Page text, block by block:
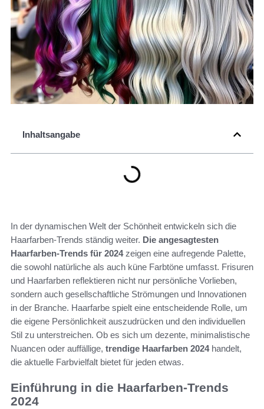
Inhaltsangabe
In der dynamischen Welt der Schönheit entwickeln sich die
Haarfarben-Trends ständig weiter. Die angesagtesten
Haarfarben-Trends für 2024zeigen eine aufregende Palette,
die sowohl natürliche als auch küne Farbtöne umfasst. Frisuren
und Haarfarben reflektieren nicht nur persönliche Vorlieben,
sondern auch gesellschaftliche Strömungen und Innovationen
in der Branche. Haarfarbe spielt eine entscheidende Rolle, um
die eigene Persönlichkeit auszudrücken und den individuellen
Stil zu unterstreichen. Ob es sich um dezente, minimalistische
Nuancen oder auffällige, trendige Haarfarben 2024handelt,
die aktuelle Farbvielfalt bietet für jeden etwas.
Einführung in die Haarfarben-Trends
2024